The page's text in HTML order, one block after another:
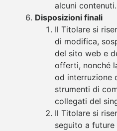
alcuni contenuti.
Disposizioni finali
Il Titolare si
di modifica,
del sito web e
offerti, nonché
od interruzione
strumenti di
collegati del
Il Titolare si
seguito a